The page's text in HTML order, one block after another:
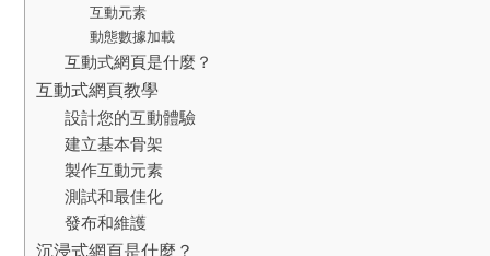
互動元素
動態數據加載
互動式網頁是什麼？
互動式網頁教學
設計您的互動體驗
建立基本骨架
製作互動元素
測試和最佳化
發布和維護
沉浸式網頁是什麼？